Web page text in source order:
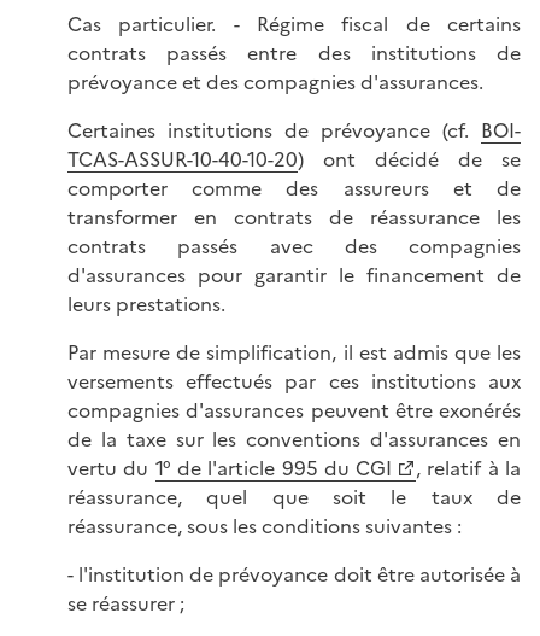
Cas particulier. - Régime fiscal de certains
contrats passés entre des institutions de
prévoyance et des compagnies d'assurances.
Certaines institutions de prévoyance (cf. BOI-
TCAS-ASSUR-10-40-10-20) ont décidé de se
comporter comme des assureurs et de
transformer en contrats de réassurance les
contrats passés avec des compagnies
d'assurances pour garantir le financement de
leurs prestations.
Par mesure de simplification, il est admis que les
versements effectués par ces institutions aux
compagnies d'assurances peuvent être exonérés
de la taxe sur les conventions d'assurances en
vertu du 1° de l'article 995 du CGI
, relatif à la
réassurance, quel que soit le taux de
réassurance, sous les conditions suivantes :
- l'institution de prévoyance doit être autorisée à
se réassurer ;